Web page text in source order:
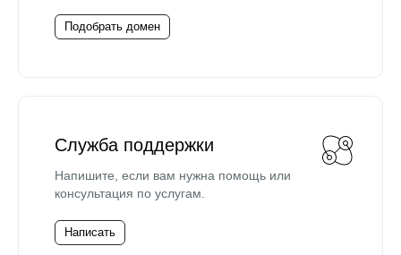
Подобрать домен
Служба поддержки
Напишите, если вам нужна помощь или
консультация по услугам.
Написать